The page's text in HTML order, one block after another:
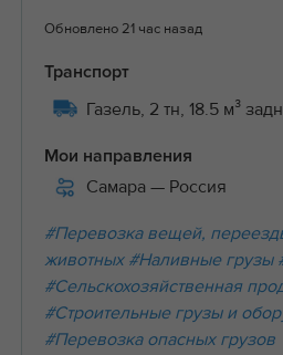
Обновлено 21 час назад
Транспорт
Газель, 2 тн, 18.5 м³
Мои направления
Самара — Россия
#Перевозка вещей,
животных #Наливные грузы
#Сельскохозяйственная
#Строительные грузы и
#Перевозка опасных грузов